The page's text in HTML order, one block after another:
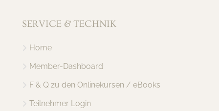
SERVICE & TECHNIK
Home
Member-Dashboard
F & Q zu den Onlinekursen / eBooks
Teilnehmer Login